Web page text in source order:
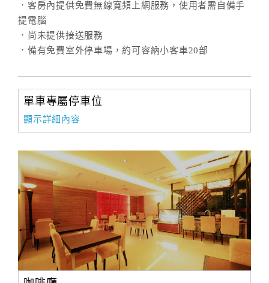
．客房內提供免費無線寬頻上網服務，使用者需自備手
提電腦
．尚未提供接送服務
．備有免費室外停車場，約可容納小客車20部
單車專屬停車位
顯示詳細內容